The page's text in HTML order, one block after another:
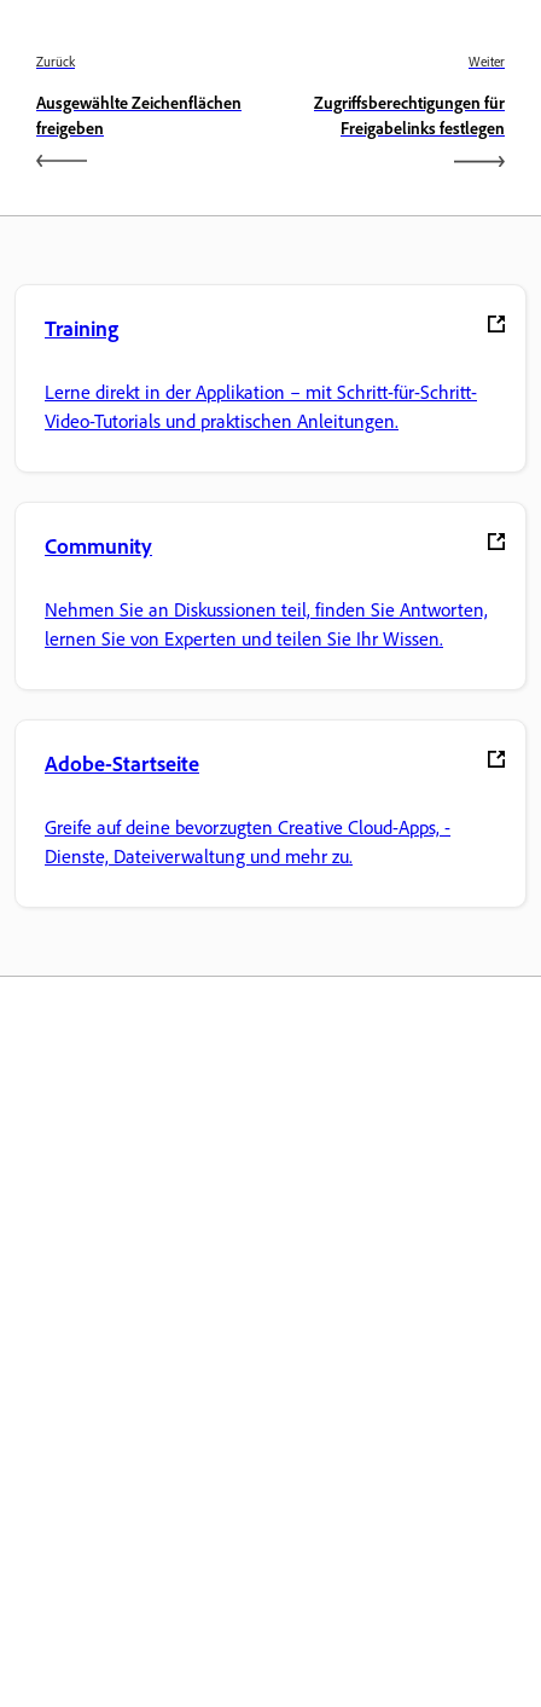
Zurück
Ausgewählte Zeichenflächen
freigeben
Weiter
Zugriffsberechtigungen für
Freigabelinks festlegen
Training
Lerne direkt in der Applikation – mit Schritt-für-Schritt-
Video-Tutorials und praktischen Anleitungen.
Community
Nehmen Sie an Diskussionen teil, finden Sie Antworten,
lernen Sie von Experten und teilen Sie Ihr Wissen.
Adobe-Startseite
Greife auf deine bevorzugten Creative Cloud-Apps, -
Dienste, Dateiverwaltung und mehr zu.